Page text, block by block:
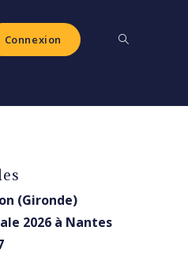
Connexion Toggle
(Gironde)
2026 à Nantes